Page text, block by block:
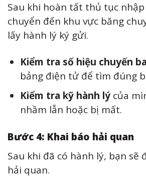
Sau khi hoàn tất thủ tục nhập
chuyển đến khu vực băng
lấy hành lý ký gửi.
Kiểm tra số hiệu chuyến
bảng điện tử để tìm đúng
Kiểm tra kỹ hành lýcủa
nhầm lẫn hoặc bị mất.
Bước 4: Khai báo hải quan
Sau khi đã có hành lý, bạn sẽ
hải quan.